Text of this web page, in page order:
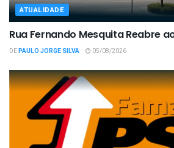
ATUALIDADE
Rua Fernando Mesquita Reabre
DEPAULO JORGE SILVA 05/08/2026